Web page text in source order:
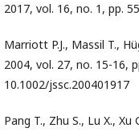
2017, vol. 16, no. 1, pp.
Marriott P.J., Massil T.,
2004, vol. 27, no. 15-16,
10.1002/jssc.200401917
Pang T., Zhu S., Lu X.,